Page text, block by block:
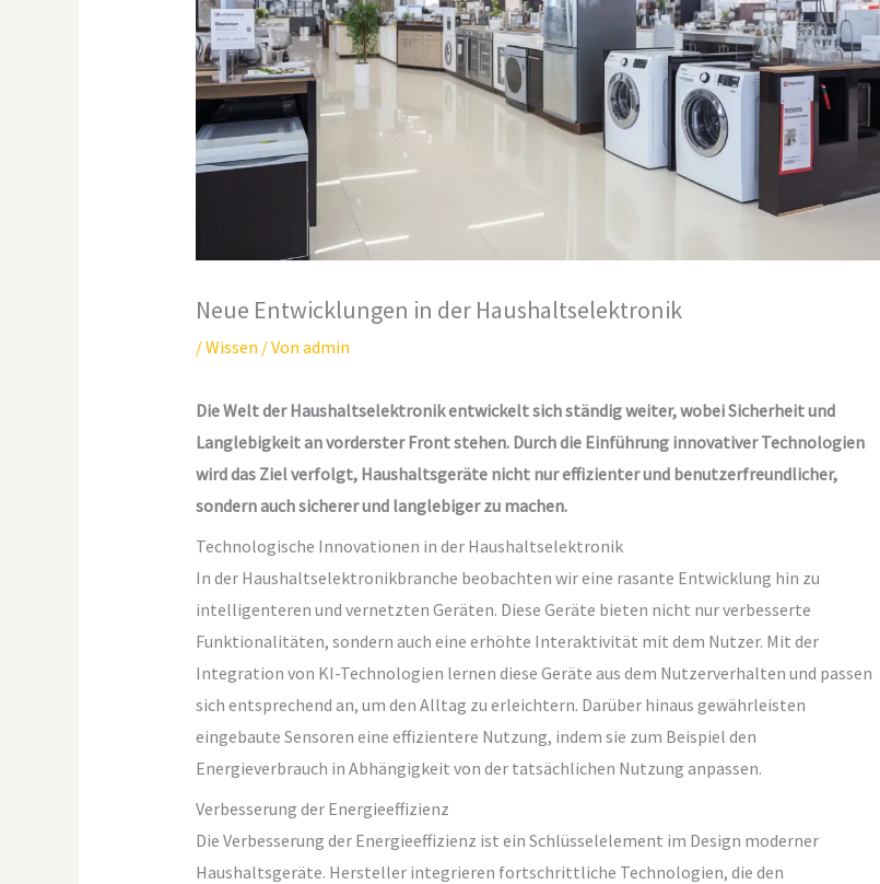
Neue Entwicklungen in der Haushaltselektronik
/Wissen / Von admin
Die Welt der Haushaltselektronik entwickelt sich ständig weiter, wobei Sicherheit und
Langlebigkeit an vorderster Front stehen. Durch die Einführung innovativer Technologien
wird das Ziel verfolgt, Haushaltsgeräte nicht nur effizienter und benutzerfreundlicher,
sondern auch sicherer und langlebiger zu machen.
Technologische Innovationen in der Haushaltselektronik
In der Haushaltselektronikbranche beobachten wir eine rasante Entwicklung hin zu
intelligenteren und vernetzten Geräten. Diese Geräte bieten nicht nur verbesserte
Funktionalitäten, sondern auch eine erhöhte Interaktivität mit dem Nutzer. Mit der
Integration von KI-Technologien lernen diese Geräte aus dem Nutzerverhalten und passen
sich entsprechend an, um den Alltag zu erleichtern. Darüber hinaus gewährleisten
eingebaute Sensoren eine effizientere Nutzung, indem sie zum Beispiel den
Energieverbrauch in Abhängigkeit von der tatsächlichen Nutzung anpassen.
Verbesserung der Energieeffizienz
Die Verbesserung der Energieeffizienz ist ein Schlüsselelement im Design moderner
Haushaltsgeräte. Hersteller integrieren fortschrittliche Technologien, die den